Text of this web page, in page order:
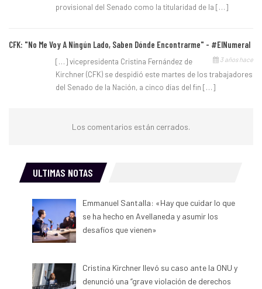
provisional del Senado como la titularidad de la […]
CFK: "No Me Voy A Ningún Lado, Saben Dónde Encontrarme" - #ElNumeral
3 años hace
[…] vicepresidenta Cristina Fernández de
Kirchner (CFK) se despidió este martes de los trabajadores
del Senado de la Nación, a cinco días del fin […]
Los comentarios están cerrados.
ULTIMAS NOTAS
Emmanuel Santalla: «Hay que cuidar lo que
se ha hecho en Avellaneda y asumir los
desafíos que vienen»
Cristina Kirchner llevó su caso ante la ONU y
denunció una “grave violación de derechos